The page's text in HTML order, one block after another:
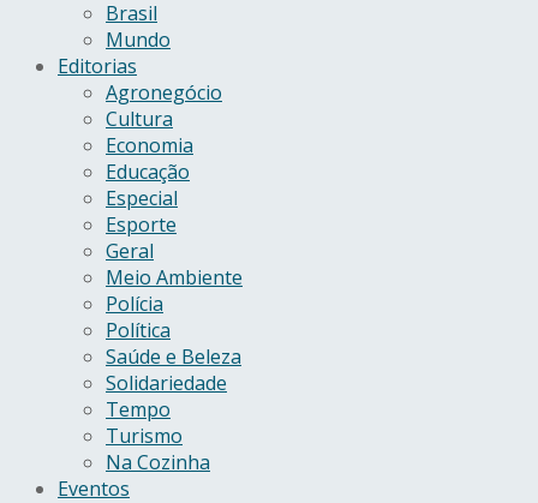
Brasil
Mundo
Editorias
Agronegócio
Cultura
Economia
Educação
Especial
Esporte
Geral
Meio Ambiente
Polícia
Política
Saúde e Beleza
Solidariedade
Tempo
Turismo
Na Cozinha
Eventos